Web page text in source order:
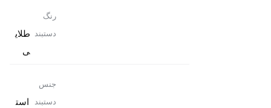
رنگ
دستبند
طلای
ی
جنس
دستبند
است